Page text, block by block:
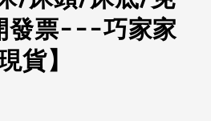
發票---巧家家
貨】